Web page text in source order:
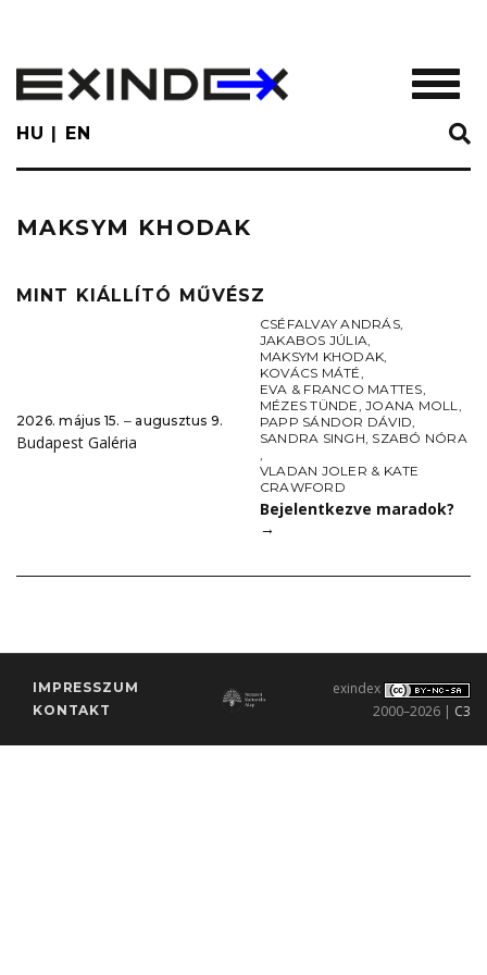
main
content
HU EN
MAKSYM KHODAK
MINT KIÁLLÍTÓ MŰVÉSZ
2026. május 15. ‒ augusztus 9.
Budapest Galéria
CSÉFALVAY ANDRÁS,
JAKABOS JÚLIA,
MAKSYM KHODAK,
KOVÁCS MÁTÉ,
EVA & FRANCO MATTES,
MÉZES TÜNDE,JOANA MOLL,
PAPP SÁNDOR DÁVID,
SANDRA SINGH, SZABÓ NÓRA
,
VLADAN JOLER & KATE
CRAWFORD
Bejelentkezve maradok?
→
IMPRESSZUM
KONTAKT
exindex
2000–2026 | C3